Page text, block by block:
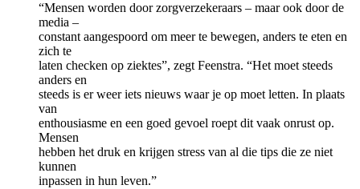
“Mensen worden door zorgverzekeraars – maar ook door de
media –
constant aangespoord om meer te bewegen, anders te eten en
zich te
laten checken op ziektes”, zegt Feenstra. “Het moet steeds
anders en
steeds is er weer iets nieuws waar je op moet letten. In plaats
van
enthousiasme en een goed gevoel roept dit vaak onrust op.
Mensen
hebben het druk en krijgen stress van al die tips die ze niet
kunnen
inpassen in hun leven.”